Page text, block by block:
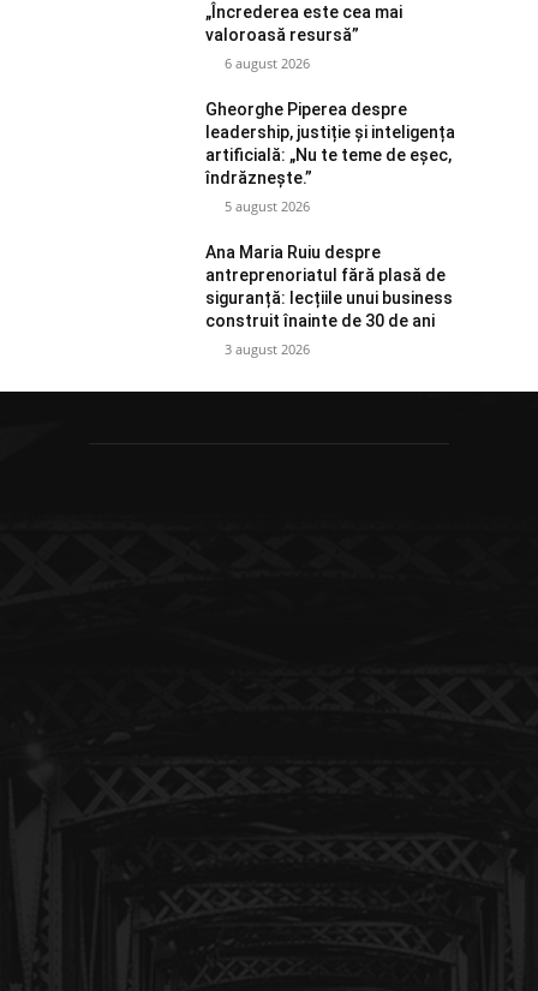
„Încrederea este cea mai
valoroasă resursă”
6 august 2026
Gheorghe Piperea despre
leadership, justiție și inteligența
artificială: „Nu te teme de eșec,
îndrăznește.”
5 august 2026
Ana Maria Ruiu despre
antreprenoriatul fără plasă de
siguranță: lecțiile unui business
construit înainte de 30 de ani
3 august 2026